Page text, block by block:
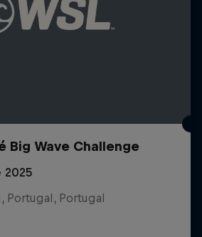
Big Wave Challenge
2025
Portugal, Portugal